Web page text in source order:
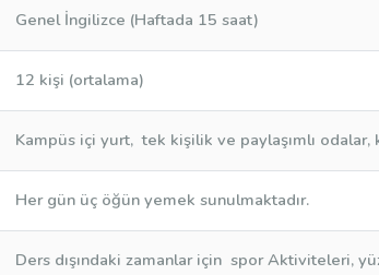
Genel İngilizce (Haftada 15 saat)
12 kişi (ortalama)
Kampüs içi yurt, tek kişilik ve paylaşımlı odalar,
Her gün üç öğün yemek sunulmaktadır.
Ders dışındaki zamanlar için spor Aktiviteleri,